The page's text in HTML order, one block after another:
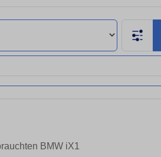
BMW iX1